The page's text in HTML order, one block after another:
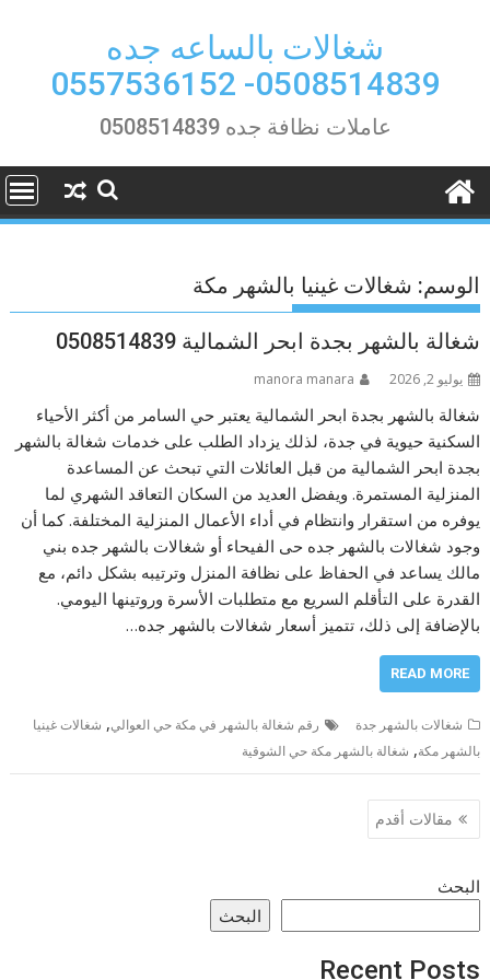
شغالات بالساعه جده
0508514839- 0557536152
عاملات نظافة جده 0508514839
الوسم: شغالات غينيا بالشهر مكة
شغالة بالشهر بجدة ابحر الشمالية 0508514839
يوليو 2, 2026 manora manara
شغالة بالشهر بجدة ابحر الشمالية يعتبر حي السامر من أكثر الأحياء
السكنية حيوية في جدة، لذلك يزداد الطلب على خدمات شغالة بالشهر
بجدة ابحر الشمالية من قبل العائلات التي تبحث عن المساعدة
المنزلية المستمرة. ويفضل العديد من السكان التعاقد الشهري لما
يوفره من استقرار وانتظام في أداء الأعمال المنزلية المختلفة. كما أن
وجود شغالات بالشهر جده حى الفيحاء أو شغالات بالشهر جده بني
مالك يساعد في الحفاظ على نظافة المنزل وترتيبه بشكل دائم، مع
القدرة على التأقلم السريع مع متطلبات الأسرة وروتينها اليومي.
بالإضافة إلى ذلك، تتميز أسعار شغالات بالشهر جده…
READ MORE
شغالات بالشهر جدة رقم شغالة بالشهر في مكة حي العوالي, شغالات غينيا
بالشهر مكة, شغالة بالشهر مكة حي الشوقية
تصفّح
المقالات
مقالات أقدم
البحث
البحث
Recent Posts